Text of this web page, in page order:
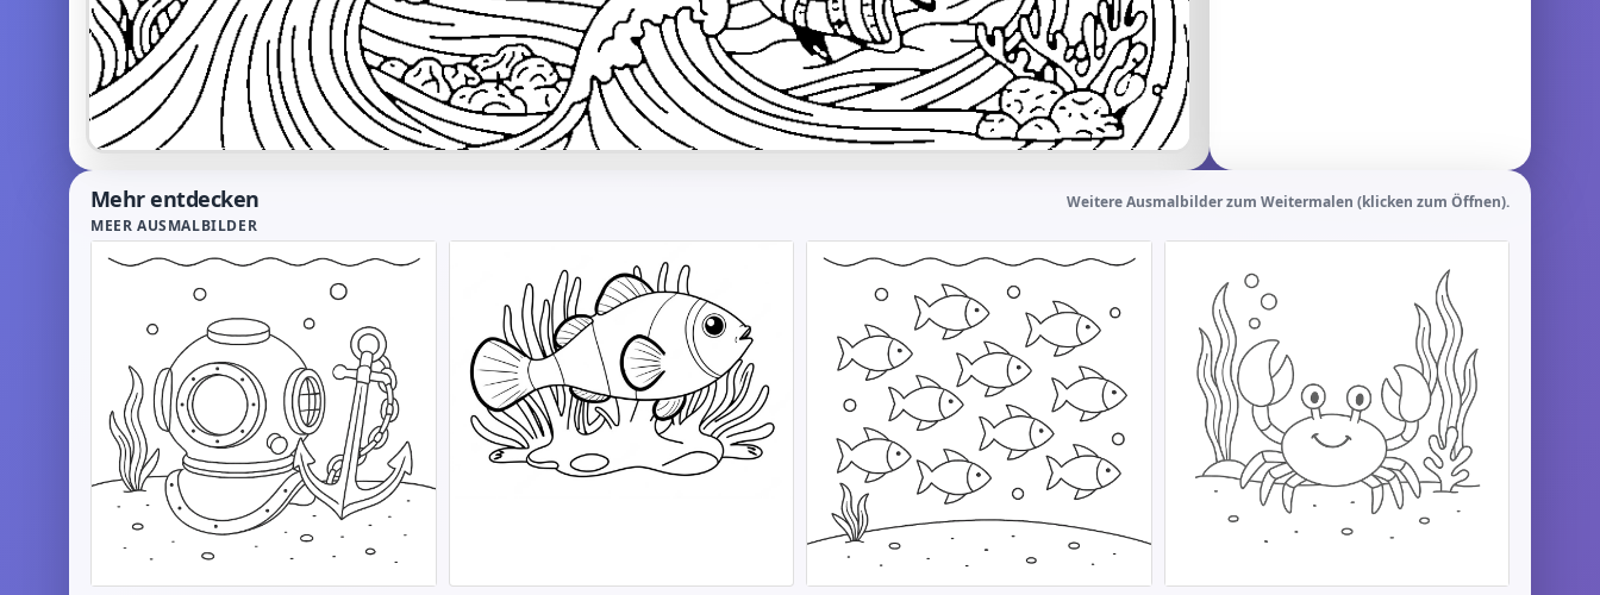
Mehr entdecken
Weitere Ausmalbilder zum Weitermalen (klicken zum Öffnen).
MEER AUSMALBILDER